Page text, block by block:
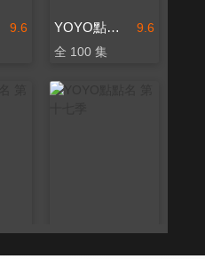
9.6 9.6
YOYO點點名 第十四季
全 100 集